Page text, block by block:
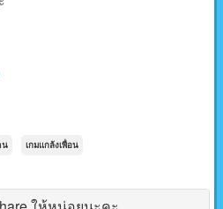
น เกมแกล้งเพื่อน